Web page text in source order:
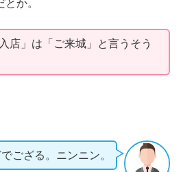
か。
店」は「ご来城」と言うそう
ござる。ニンニン。